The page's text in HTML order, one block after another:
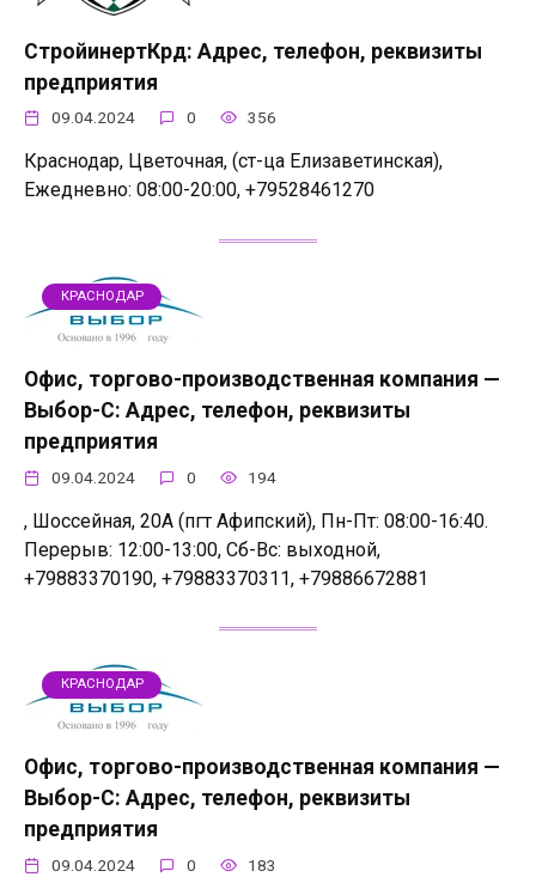
СтройинертКрд: Адрес, телефон, реквизиты
предприятия
09.04.2024 0 356
Краснодар, Цветочная, (ст-ца Елизаветинская),
Ежедневно: 08:00-20:00, +79528461270
КРАСНОДАР
Офис, торгово-производственная компания —
Выбор-С: Адрес, телефон, реквизиты
предприятия
09.04.2024 0 194
, Шоссейная, 20А (пгт Афипский), Пн-Пт: 08:00-16:40.
Перерыв: 12:00-13:00, Сб-Вс: выходной,
+79883370190, +79883370311, +79886672881
КРАСНОДАР
Офис, торгово-производственная компания —
Выбор-С: Адрес, телефон, реквизиты
предприятия
09.04.2024 0 183